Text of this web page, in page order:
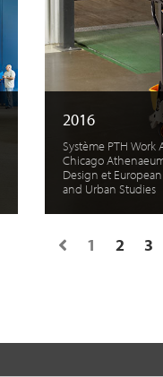
2016
Système PTH Work
Chicago
Design et
and Urban Studies
1 2 3